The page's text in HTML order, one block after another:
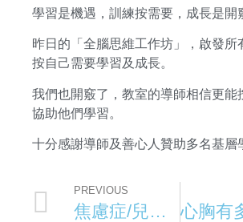
學習是機遇，訓練按需要，成長是開
昨日的「全腦思維工作坊」，啟發所
按自己需要學習及成長。
我們也開竅了，教室的導師相信更能
協助他們學習。
十分感謝導師及善心人贊助多名基層
PREVIOUS
焦慮症/兒童正向心理｜精靈一點｜香港電台